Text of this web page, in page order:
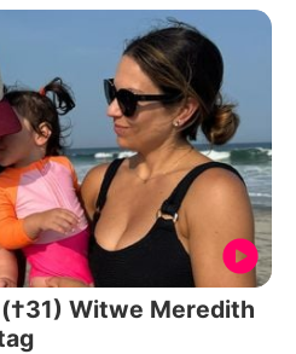
Witwe Meredith